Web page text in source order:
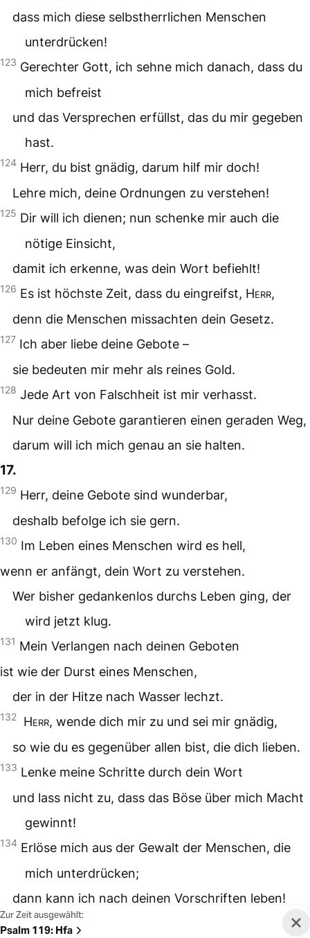
dass mich diese selbstherrlichen Menschen
unterdrücken!
123 Gerechter Gott, ich sehne mich danach, dass du
mich befreist
und das Versprechen erfüllst, das du mir gegeben
hast.
124 Herr, du bist gnädig, darum hilf mir doch!
Lehre mich, deine Ordnungen zu verstehen!
125 Dir will ich dienen; nun schenke mir auch die
nötige Einsicht,
damit ich erkenne, was dein Wort befiehlt!
126 Es ist höchste Zeit, dass du eingreifst, Herr,
denn die Menschen missachten dein Gesetz.
127 Ich aber liebe deine Gebote –
sie bedeuten mir mehr als reines Gold.
128 Jede Art von Falschheit ist mir verhasst.
Nur deine Gebote garantieren einen geraden Weg,
darum will ich mich genau an sie halten.
17.
129 Herr, deine Gebote sind wunderbar,
deshalb befolge ich sie gern.
130 Im Leben eines Menschen wird es hell,
wenn er anfängt, dein Wort zu verstehen.
Wer bisher gedankenlos durchs Leben ging, der
wird jetzt klug.
131 Mein Verlangen nach deinen Geboten
ist wie der Durst eines Menschen,
der in der Hitze nach Wasser lechzt.
132 Herr, wende dich mir zu und sei mir gnädig,
so wie du es gegenüber allen bist, die dich lieben.
133 Lenke meine Schritte durch dein Wort
und lass nicht zu, dass das Böse über mich Macht
gewinnt!
134 Erlöse mich aus der Gewalt der Menschen, die
mich unterdrücken;
dann kann ich nach deinen Vorschriften leben!
135 Blicke mich freundlich an, ich gehöre doch zu dir!
Zur Zeit ausgewählt:
Psalm 119: Hfa